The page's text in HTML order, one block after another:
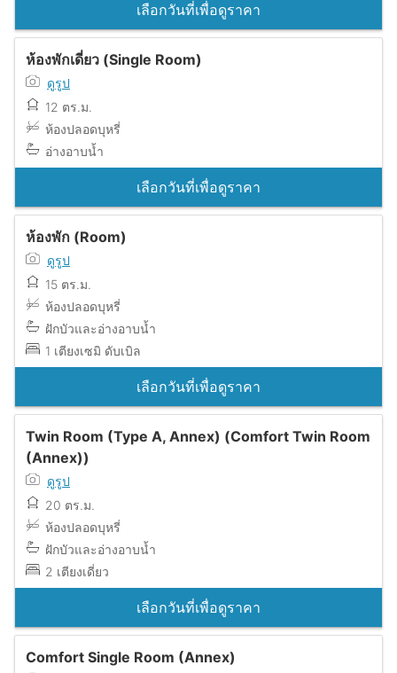
เลือกวันที่เพื่อดูราคา
ห้องพักเดี่ยว (Single Room)
ดูรูป
12 ตร.ม.
ห้องปลอดบุหรี่
อ่างอาบน้ำ
เลือกวันที่เพื่อดูราคา
ห้องพัก (Room)
ดูรูป
15 ตร.ม.
ห้องปลอดบุหรี่
ฝักบัวและอ่างอาบน้ำ
1 เตียงเซมิ ดับเบิล
เลือกวันที่เพื่อดูราคา
Twin Room (Type A, Annex) (Comfort Twin Room
(Annex))
ดูรูป
20 ตร.ม.
ห้องปลอดบุหรี่
ฝักบัวและอ่างอาบน้ำ
2 เตียงเดี่ยว
เลือกวันที่เพื่อดูราคา
Comfort Single Room (Annex)